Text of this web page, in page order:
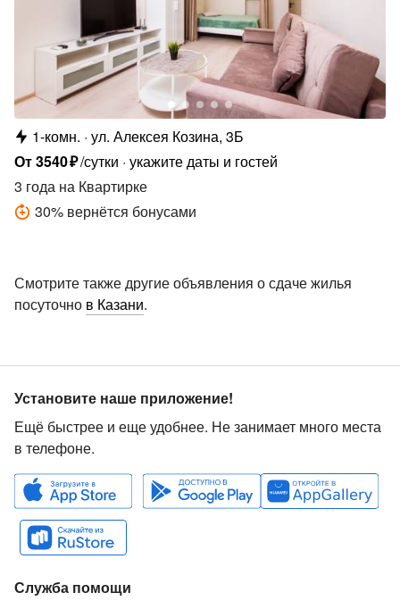
1-комн. ул. Алексея Козина, 3Б
От3540₽/сутки укажите даты и гостей
3 года на Квартирке
30% вернётся бонусами
Смотрите также другие объявления о сдаче жилья
посуточно в Казани.
Установите наше приложение!
Ещё быстрее и еще удобнее. Не занимает много места
в телефоне.
Служба помощи